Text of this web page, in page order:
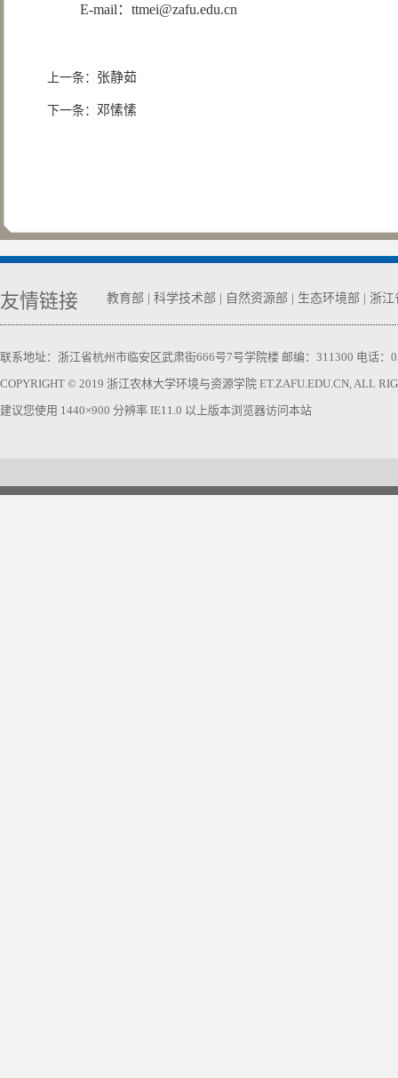
E-mail：ttmei@zafu.edu.cn
上一条： 张静茹
下一条： 邓愫愫
友情链接 教育部 科学技术部 自然资源部 生态环境部 浙江
联系地址：浙江省杭州市临安区武肃街666号7号学院楼 邮编：311300 电话：
COPYRIGHT © 2019 浙江农林大学环境与资源学院 ET.ZAFU.EDU.CN, ALL
建议您使用 1440×900 分辨率 IE11.0 以上版本浏览器访问本站